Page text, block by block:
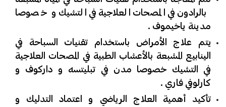
بالرادون في المصحات العلاجية في التشيك و خصوصا
مدينة ياخيموف .
يتم علاج الأمراض باستخدام تقنيات السباحة في
الينابيع المشبعة بالأعشاب الطبية في المصحات العلاجية
في التشيك خصوصا مدن في تبليتسه و داركوف و
كارلوفي فاري .
تأكيد أهمية العلاج الرياضي و اعتماد التدليك و